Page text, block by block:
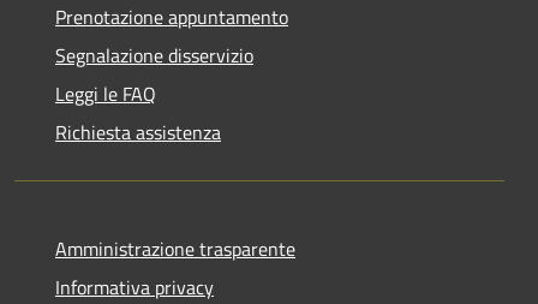
Prenotazione appuntamento
Segnalazione disservizio
Leggi le FAQ
Richiesta assistenza
Amministrazione trasparente
Informativa privacy